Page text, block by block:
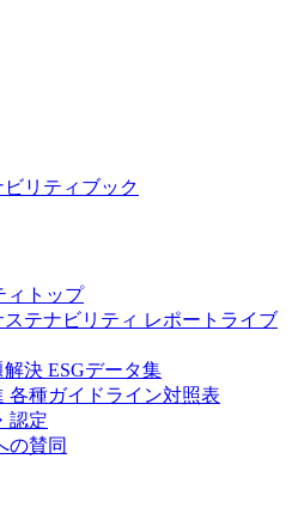
リティブック
ィトップ
テナビリティ レポートライブ
解決 ESGデータ集
各種ガイドライン対照表
認定
の賛同